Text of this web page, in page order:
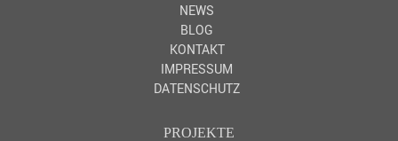
NEWS
BLOG
KONTAKT
IMPRESSUM
DATENSCHUTZ
PROJEKTE